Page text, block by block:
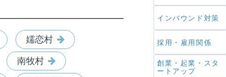
嬬恋村
南牧村
インバウンド対策
採用・雇用関係
創業・起業・スタ
ートアップ